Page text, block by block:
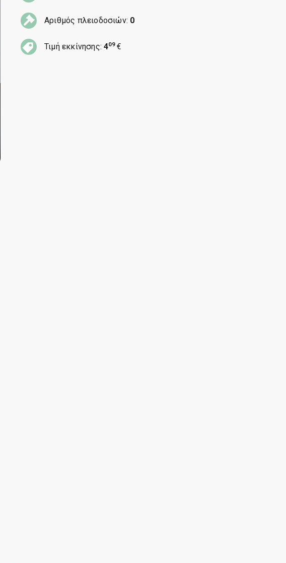
Αριθμός πλειοδοσιών: 0
Τιμή εκκίνησης:409€